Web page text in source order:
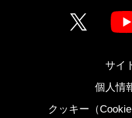
サイ
個人情
クッキー（